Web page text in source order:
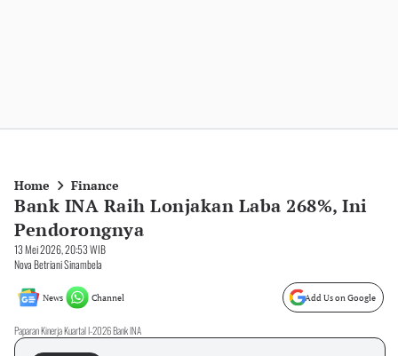
Home Finance
Bank INA Raih Lonjakan Laba 268%, Ini
Pendorongnya
13 Mei 2026, 20:53 WIB
Nova Betriani Sinambela
News Channel Add Us on Google
Paparan Kinerja Kuartal I-2026 Bank INA